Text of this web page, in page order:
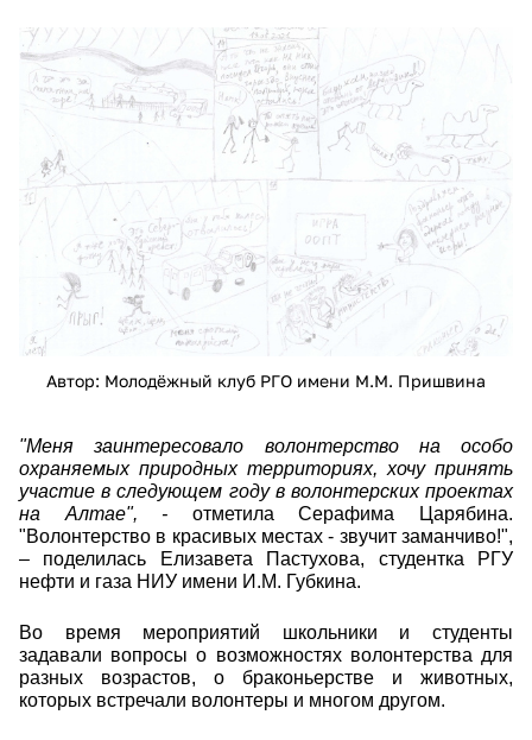
rnrs_bdpcqc.jpg
Автор: Молодёжный клуб РГО имени М.М. Пришвина
"Меня заинтересовало волонтерство на особо
охраняемых природных территориях, хочу принять
участие в следующем году в волонтерских проектах
на Алтае", - отметила Серафима Царябина.
"Волонтерство в красивых местах - звучит заманчиво!",
– поделилась Елизавета Пастухова, студентка РГУ
нефти и газа НИУ имени И.М. Губкина.
Во время мероприятий школьники и студенты
задавали вопросы о возможностях волонтерства для
разных возрастов, о браконьерстве и животных,
которых встречали волонтеры и многом другом.